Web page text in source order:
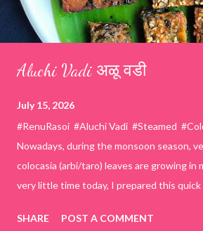
Aluchi Vadi अळू वडी
July 15, 2026
#RenuRasoi #Aluchi Vadi #Steamed
Nowadays, during the monsoon season,
colocasia (arbi/taro) leaves are growing in
very little time today, I prepared this
easier and faster to make. Ingredients (1
SHARE POST A COMMENT